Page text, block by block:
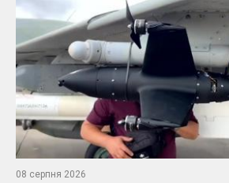
08 серпня 2026